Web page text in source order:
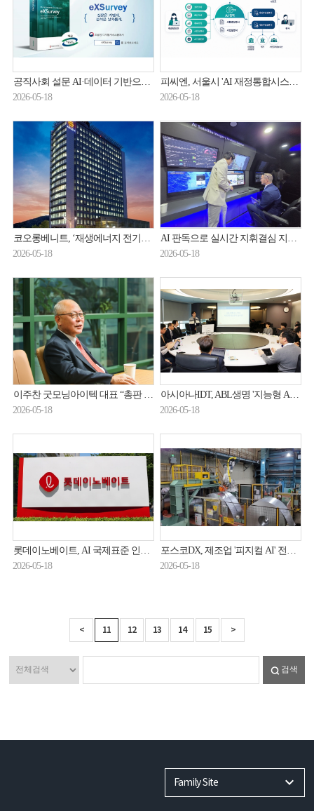
공직사회 설문 AI·데이터 기반으로…토마토시스템, 인사혁신처에 '엑스서베이' 공급
2026-05-18
피씨엔, 서울시 'AI 재정통합시스템 구축' 사업 수주…약 11억원 규모
2026-05-18
코오롱베니트, ‘재생에너지 전기공급사업자’ 등록 완료 “직접 PPA 본격화”
2026-05-18
AI 판독으로 실시간 지휘결심 지원…한화시스템 미래 전장 솔루션 주목
2026-05-18
이주찬 굿모닝아이텍 대표 “총판 사업 확장···사업 다각화 나서”
2026-05-18
아시아나IDT, ABL생명 '지능형 AI 성능관리시스템' 구축 완료
2026-05-18
롯데이노베이트, AI 국제표준 인증 확대…피지컬 AI 경쟁력 강화
2026-05-18
포스코DX, 제조업 '피지컬 AI' 전환 속도…철강·이차전지 AX 확대
2026-05-18
< 11 12 13 14 15 >
검색
Family Site